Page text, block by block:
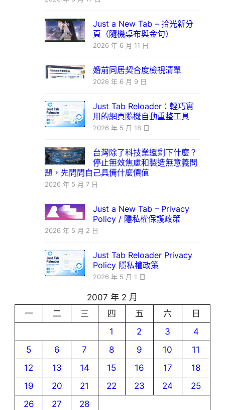
Just a New Tab – 拾光新分
頁（隨機桌布與金句）
2026 年 6 月 11 日
婚前同居契合度檢視清單
2026 年 6 月 9 日
Just Tab Reloader：輕巧實
用的網頁隨機自動重整工具
2026 年 5 月 18 日
台灣除了科技業還剩下什麼？
停止無效焦慮和製造無意義問
題，先問問自己具備什麼價值
2026 年 5 月 7 日
Just a New Tab – Privacy
Policy / 隱私權保護政策
2026 年 5 月 2 日
Just Tab Reloader Privacy
Policy 隱私權政策
2026 年 5 月 1 日
2007 年 2 月
一
二 三 四 五 六
日
1
2 3
4
5
6 7 8 9 10
11
12
13 14 15 16 17
18
19
20 21 22 23 24
25
26
27
28